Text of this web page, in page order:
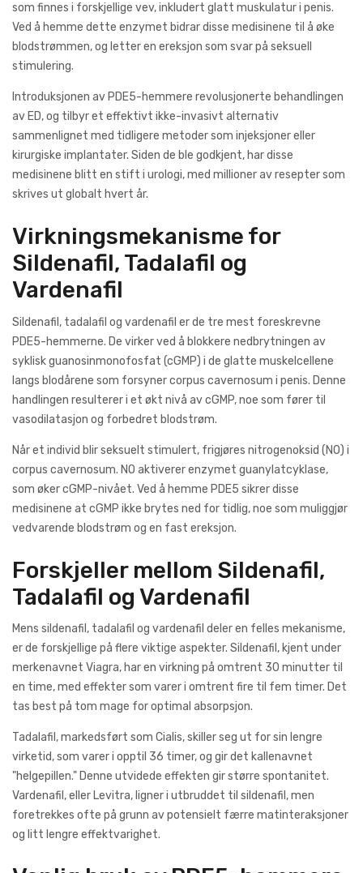
som finnes i forskjellige vev, inkludert glatt muskulatur i penis.
Ved å hemme dette enzymet bidrar disse medisinene til å øke
blodstrømmen, og letter en ereksjon som svar på seksuell
stimulering.
Introduksjonen av PDE5-hemmere revolusjonerte behandlingen
av ED, og ​​tilbyr et effektivt ikke-invasivt alternativ
sammenlignet med tidligere metoder som injeksjoner eller
kirurgiske implantater. Siden de ble godkjent, har disse
medisinene blitt en stift i urologi, med millioner av resepter som
skrives ut globalt hvert år.
Virkningsmekanisme for
Sildenafil, Tadalafil og
Vardenafil
Sildenafil, tadalafil og vardenafil er de tre mest foreskrevne
PDE5-hemmerne. De virker ved å blokkere nedbrytningen av
syklisk guanosinmonofosfat (cGMP) i de glatte muskelcellene
langs blodårene som forsyner corpus cavernosum i penis. Denne
handlingen resulterer i et økt nivå av cGMP, noe som fører til
vasodilatasjon og forbedret blodstrøm.
Når et individ blir seksuelt stimulert, frigjøres nitrogenoksid (NO) i
corpus cavernosum. NO aktiverer enzymet guanylatcyklase,
som øker cGMP-nivået. Ved å hemme PDE5 sikrer disse
medisinene at cGMP ikke brytes ned for tidlig, noe som muliggjør
vedvarende blodstrøm og en fast ereksjon.
Forskjeller mellom Sildenafil,
Tadalafil og Vardenafil
Mens sildenafil, tadalafil og vardenafil deler en felles mekanisme,
er de forskjellige på flere viktige aspekter. Sildenafil, kjent under
merkenavnet Viagra, har en virkning på omtrent 30 minutter til
en time, med effekter som varer i omtrent fire til fem timer. Det
tas best på tom mage for optimal absorpsjon.
Tadalafil, markedsført som Cialis, skiller seg ut for sin lengre
virketid, som varer i opptil 36 timer, og gir det kallenavnet
"helgepillen." Denne utvidede effekten gir større spontanitet.
Vardenafil, eller Levitra, ligner i utbruddet til sildenafil, men
foretrekkes ofte på grunn av potensielt færre matinteraksjoner
og litt lengre effektvarighet.